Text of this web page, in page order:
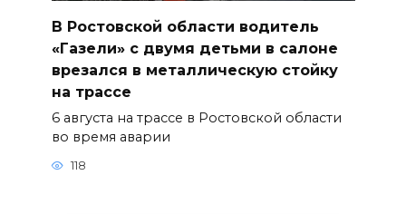
В Ростовской области водитель
«Газели» с двумя детьми в салоне
врезался в металлическую стойку
на трассе
6 августа на трассе в Ростовской области
во время аварии
118